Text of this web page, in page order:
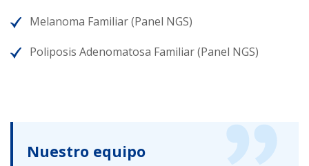
Melanoma Familiar (Panel NGS)
Poliposis Adenomatosa Familiar (Panel NGS)
Nuestro equipo